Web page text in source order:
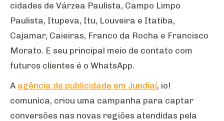
cidades de Várzea Paulista, Campo Limpo
Paulista, Itupeva, Itu, Louveira e Itatiba,
Cajamar, Caieiras, Franco da Rocha e Francisco
Morato. E seu principal meio de contato com
futuros clientes é o WhatsApp.
A agência de publicidade em Jundiaí, io!
comunica, criou uma campanha para captar
conversões nas novas regiões atendidas pela